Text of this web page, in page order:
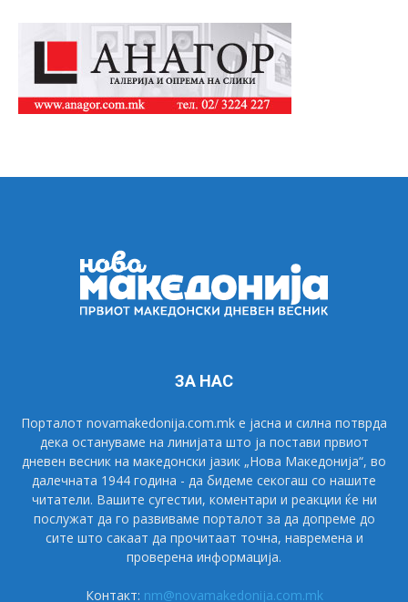
ЗА НАС
Порталот novamakedonija.com.mk е јасна и силна потврда
дека остануваме на линијата што ја постави првиот
дневен весник на македонски јазик „Нова Македонија“, во
далечната 1944 година - да бидеме секогаш со нашите
читатели. Вашите сугестии, коментари и реакции ќе ни
послужат да го развиваме порталот за да допреме до
сите што сакаат да прочитаат точна, навремена и
проверена информација.
Контакт: nm@novamakedonija.com.mk